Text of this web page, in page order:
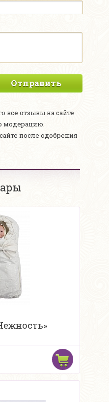
Отправить
все отзывы на сайте
модерацию.
после одобрения